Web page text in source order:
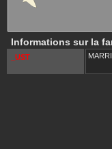
Informations sur la
_UST